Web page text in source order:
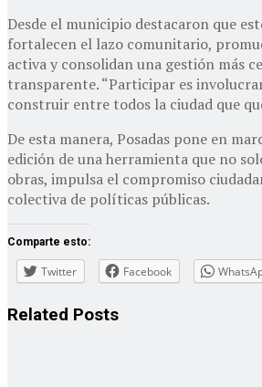
Desde el municipio destacaron que
fortalecen el lazo comunitario,
activa y consolidan una gestión más
transparente. “Participar es
construir entre todos la ciudad que
De esta manera, Posadas pone en
edición de una herramienta que no
obras, impulsa el compromiso
colectiva de políticas públicas.
Comparte esto:
Twitter Facebook
Related Posts